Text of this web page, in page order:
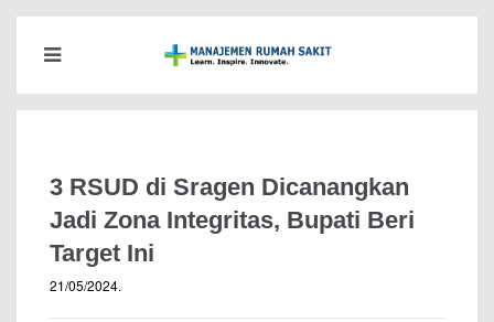
3 RSUD di Sragen Dicanangkan
Jadi Zona Integritas, Bupati Beri
Target Ini
21/05/2024.